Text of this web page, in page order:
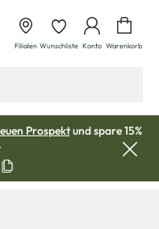
Filialen Wunschliste Konto Warenkorb
Prospektund spare 15%